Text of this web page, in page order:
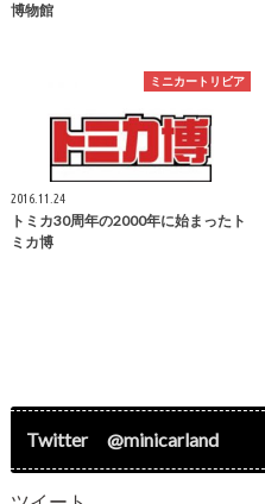
博物館
ミニカートリビア
2016.11.24
トミカ30周年の2000年に始まったト
ミカ博
Twitter @minicarland